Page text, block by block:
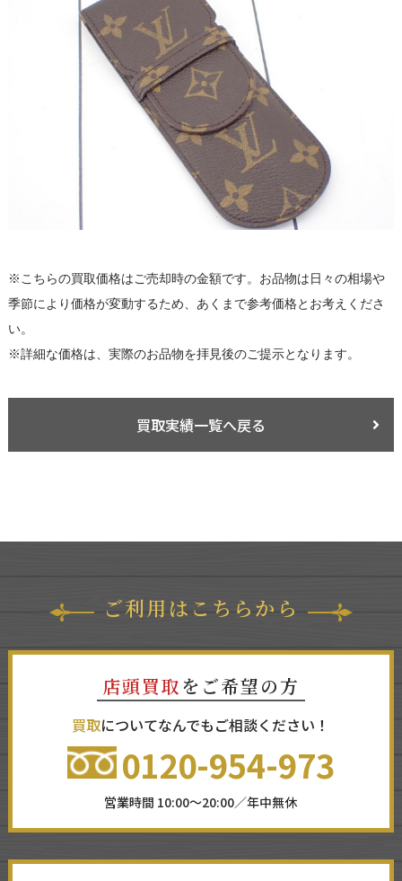
※こちらの買取価格はご売却時の金額です。お品物は日々の相場や
季節により価格が変動するため、あくまで参考価格とお考えくださ
い。
※詳細な価格は、実際のお品物を拝見後のご提示となります。
買取実績一覧へ戻る
ご利用はこちらから
店頭買取 をご希望の方
買取についてなんでもご相談ください！
0120-954-973
営業時間 10:00～20:00／年中無休